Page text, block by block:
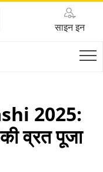
साइन इन
2025:
व्रत पूजा